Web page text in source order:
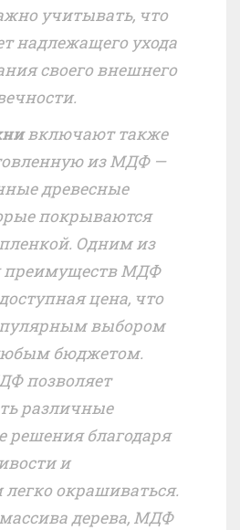
учитывать, что
надлежащего ухода
своего внешнего
включают также
из МДФ —
древесные
покрываются
Одним из
МДФ
цена, что
выбором
бюджетом.
позволяет
различные
решения благодаря
и
окрашиваться.
дерева, МДФ